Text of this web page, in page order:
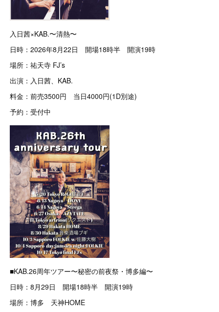
入日茜×KAB.〜清熱〜
日時：2026年8月22日 開場18時半 開演19時
場所：祐天寺 FJ’s
出演：入日茜、KAB.
料金：前売3500円 当日4000円(1D別途)
予約：受付中
■KAB.26周年ツアー〜秘密の前夜祭・博多編〜
日時：8月29日 開場18時半 開演19時
場所：博多 天神HOME